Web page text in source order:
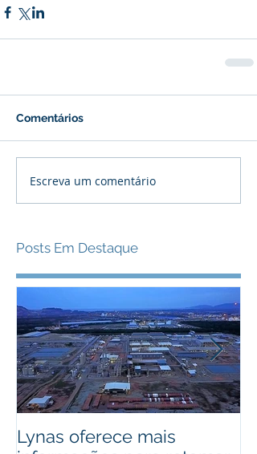
Comentários
Escreva um comentário
Posts Em Destaque
Lynas oferece mais